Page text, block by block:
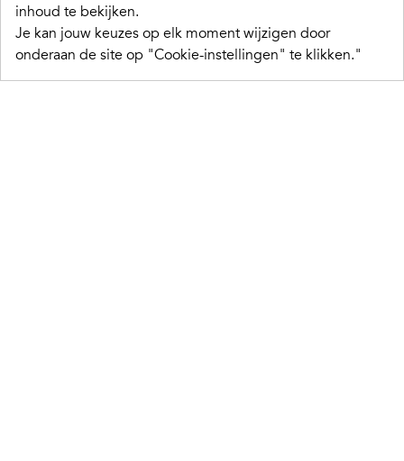
inhoud te bekijken.
Je kan jouw keuzes op elk moment wijzigen door
onderaan de site op "Cookie-instellingen" te klikken."